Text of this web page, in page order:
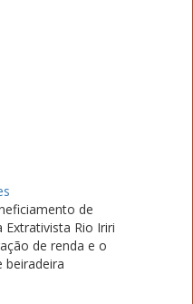
de
Extrativista Rio Iriri
de renda e o
beiradeira